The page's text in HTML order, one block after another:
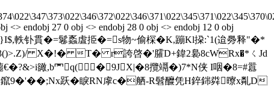
<> endobj 27 0 obj <> endobj 28 0 obj <> endobj 12 0 obj
貫�=鬈蟸虘挋�=s物~偷棎�K,蹦Kl挅:`1(迨臱释"�*
菨3()>.Z)/ X�!� T� r誇啓�'臛D+鍏2裊8cWRx�*ㄑJd
豃,b罓q(�9JX|�8攬竵�)7*N侠 I咽�8=#囂
9�'��;Nx跃�睙RN虖c�舾-R髫醾凭H錊銟粦曢x亃D